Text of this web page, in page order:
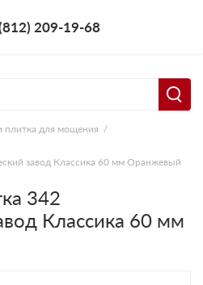
209-19-68
плитка для мощения
завод Классика 60 мм Оранжевый
342
Классика 60 мм